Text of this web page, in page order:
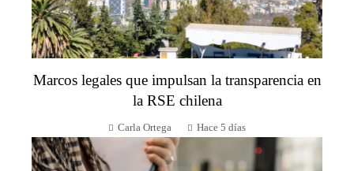
Marcos legales que impulsan la transparencia en
la RSE chilena
Carla Ortega Hace 5 días